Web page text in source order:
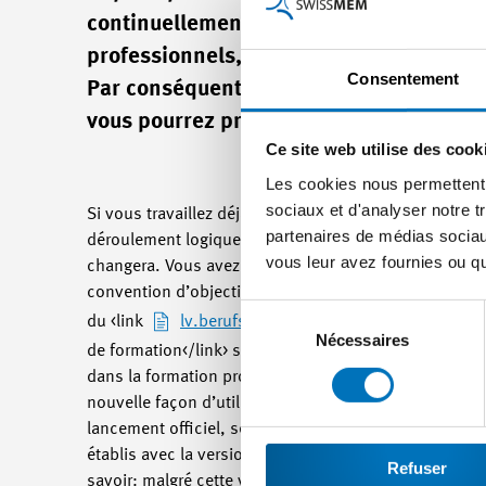
Consentement
Ce site web utilise des
Les cookies nous
sociaux et d'analyser notre
partenaires de médias
vous leur avez fournies ou
Nécessaires
Refuser
continuellement adapté le logiciel aux
professionnels, SEPHIR est un outil
Par conséquent, il nous tient à cœur
vous pourrez profiter, est prévue pour
Si vous travaillez déjà avec SEPHIR, vous savez
déroulement logique d’un semestre. Mis à part le
changera. Vous avez ainsi la possibilité d’établir un
convention d’objectifs. Un autre changement
du <link
lv.berufsbildung.ch/dyn/bin/22487-
de formation</link> sur la base du projet du CSFO
dans la formation professionnelle, les nouveaux
nouvelle façon d’utiliser SEPHIR le moment venu,
lancement officiel, seule la nouvelle version du
établis avec la version actuelle ne seront pas
savoir: malgré cette valeur supplémentaire, les frais